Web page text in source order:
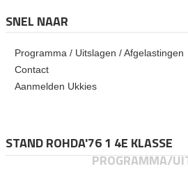
SNEL NAAR
Programma / Uitslagen / Afgelastingen
Contact
Aanmelden Ukkies
STAND ROHDA'76 1 4E KLASSE
PROGRAMMA/